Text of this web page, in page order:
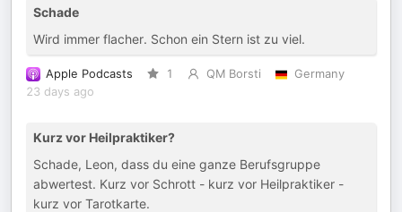
Schade
Wird immer flacher. Schon ein Stern ist zu viel.
Apple Podcasts 1 QM Borsti
Germany
23 days ago
Kurz vor Heilpraktiker?
Schade, Leon, dass du eine ganze Berufsgruppe
abwertest. Kurz vor Schrott - kurz vor Heilpraktiker -
kurz vor Tarotkarte.